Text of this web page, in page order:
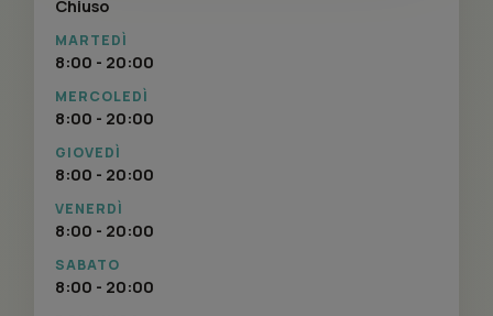
Chiuso
MARTEDÌ
8:00 - 20:00
MERCOLEDÌ
8:00 - 20:00
GIOVEDÌ
8:00 - 20:00
VENERDÌ
8:00 - 20:00
SABATO
8:00 - 20:00